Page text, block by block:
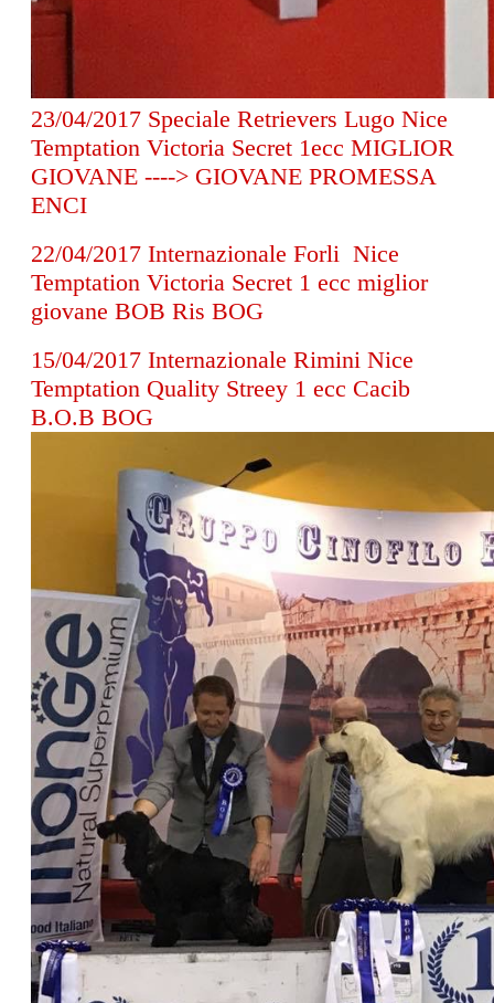
23/04/2017 Speciale Retrievers Lugo Nice
Temptation Victoria Secret 1ecc MIGLIOR
GIOVANE ----> GIOVANE PROMESSA
ENCI
22/04/2017 Internazionale Forli Nice
Temptation Victoria Secret 1 ecc miglior
giovane BOB Ris BOG
15/04/2017 Internazionale Rimini Nice
Temptation Quality Streey 1 ecc Cacib
B.O.B BOG